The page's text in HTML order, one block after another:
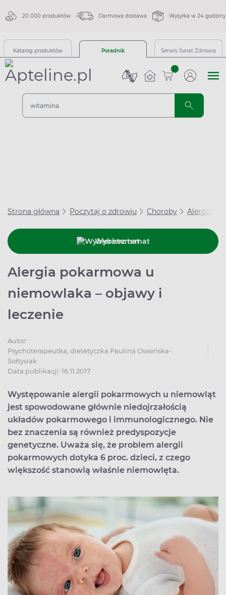
20 000 produktów Darmowa dostawa Wysyłka w 24 godziny
Katalog produktów Poradnik Serwis Świat Zdrowia
sztuk
Strona główna Poczytaj o zdrowiu Choroby Alergia
Wybierz temat
Alergia pokarmowa u
niemowlaka – objawy i
leczenie
Autor:
Psychoterapeutka, dietetyczka Paulina Owsińska-
Sołtysiak
Data publikacji: 16.11.2017
Występowanie alergii pokarmowych u niemowląt
jest spowodowane głównie niedojrzałością
układów pokarmowego i immunologicznego. Nie
bez znaczenia są również predyspozycje
genetyczne. Uważa się, że problem alergii
pokarmowych dotyka 6 proc. dzieci, z czego
większość stanowią właśnie niemowlęta.